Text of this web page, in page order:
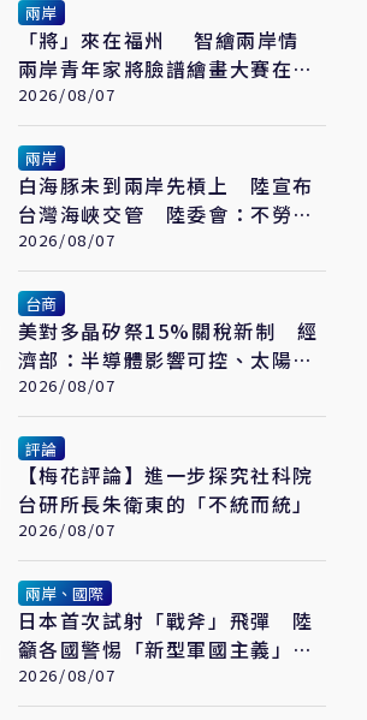
兩岸
「將」來在福州 智繪兩岸情
兩岸青年家將臉譜繪畫大賽在福
州開幕
2026/08/07
兩岸
白海豚未到兩岸先槓上 陸宣布
台灣海峽交管 陸委會：不勞費
心
2026/08/07
台商
美對多晶矽祭15%關稅新制 經
濟部：半導體影響可控、太陽能
產業衝擊有限
2026/08/07
評論
【梅花評論】進一步探究社科院
台研所長朱衛東的「不統而統」
2026/08/07
兩岸、國際
日本首次試射「戰斧」飛彈 陸
籲各國警惕「新型軍國主義」發
展
2026/08/07